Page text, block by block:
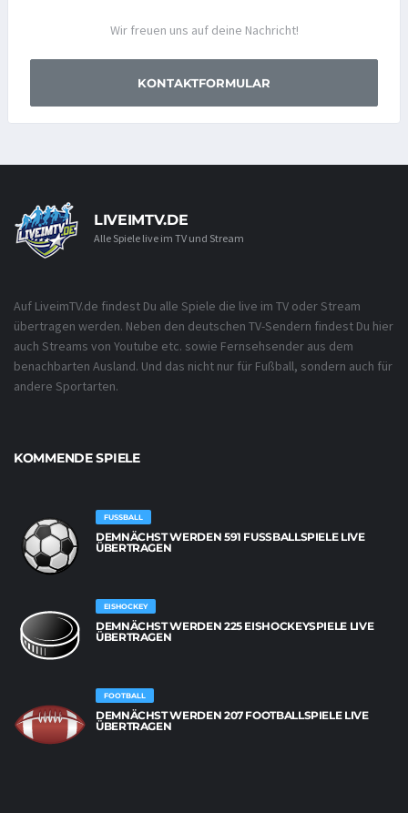
Wir freuen uns auf deine Nachricht!
KONTAKTFORMULAR
LIVEIMTV.DE
Alle Spiele live im TV und Stream
Auf LiveimTV.de findest Du alle Spiele die live im TV oder Stream
übertragen werden. Neben den deutschen TV-Sendern findest Du hier
auch Streams von Youtube etc. sowie Fernsehsender aus dem
benachbarten Ausland. Und das nicht nur für Fußball, sondern auch für
andere Sportarten.
KOMMENDE SPIELE
FUSSBALL
DEMNÄCHST WERDEN 591 FUSSBALLSPIELE LIVE Ü
BERTRAGEN
EISHOCKEY
DEMNÄCHST WERDEN 225 EISHOCKEYSPIELE LIVE
ÜBERTRAGEN
FOOTBALL
DEMNÄCHST WERDEN 207 FOOTBALLSPIELE LIVE
ÜBERTRAGEN